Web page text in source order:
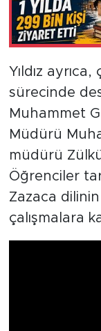
Yıldız ayrıca,
sürecinde
Muhammet
Müdürü
müdürü
Öğrenciler
Zazaca
çalışmalara